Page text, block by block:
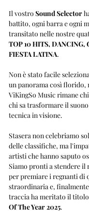
Il vostro Sound Selector
battito, ogni barra e ogni
transitato nelle nostre
TOP 10 HITS, DANCING,
FIESTA LATINA.
Non è stato facile
un panorama così florido,
ViKingSo Music rimane
chi sa trasformare il
tecnica in visione.
Stasera non celebriamo
delle classifiche, ma
artisti che hanno saputo
Siamo pronti a stendere il
per premiare i regnanti di
straordinaria e,
traccia ha meritato il
Of The Year 2025.